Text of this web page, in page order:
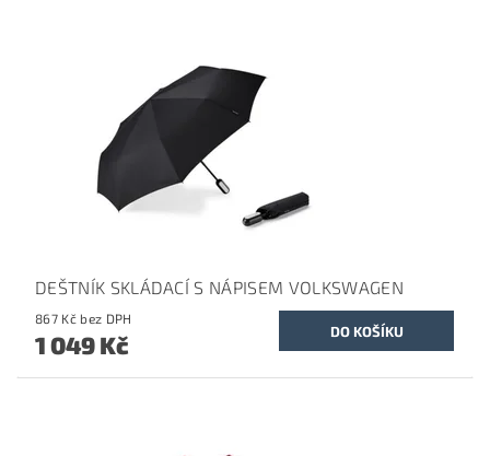
DEŠTNÍK SKLÁDACÍ S NÁPISEM VOLKSWAGEN
867 Kč bez DPH
1 049 Kč